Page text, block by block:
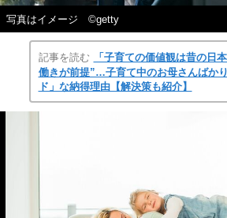
写真はイメージ ©getty
記事を読む
「子育ての価値観は昔の日
働きが前提”…子育て中のお母さんばか
ド」な納得理由【解決策も紹介】